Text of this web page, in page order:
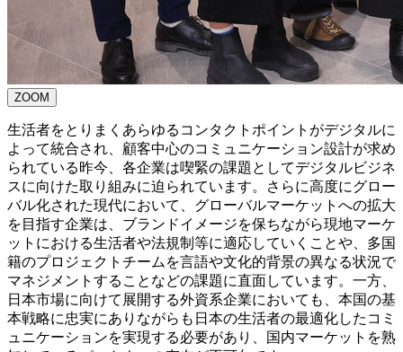
ZOOM
生活者をとりまくあらゆるコンタクトポイントがデジタルに
よって統合され、顧客中心のコミュニケーション設計が求め
られている昨今、各企業は喫緊の課題としてデジタルビジネ
スに向けた取り組みに迫られています。さらに高度にグロー
バル化された現代において、グローバルマーケットへの拡大
を目指す企業は、ブランドイメージを保ちながら現地マーケ
ットにおける生活者や法規制等に適応していくことや、多国
籍のプロジェクトチームを言語や文化的背景の異なる状況で
マネジメントすることなどの課題に直面しています。一方、
日本市場に向けて展開する外資系企業においても、本国の基
本戦略に忠実にありながらも日本の生活者の最適化したコミ
ュニケーションを実現する必要があり、国内マーケットを熟